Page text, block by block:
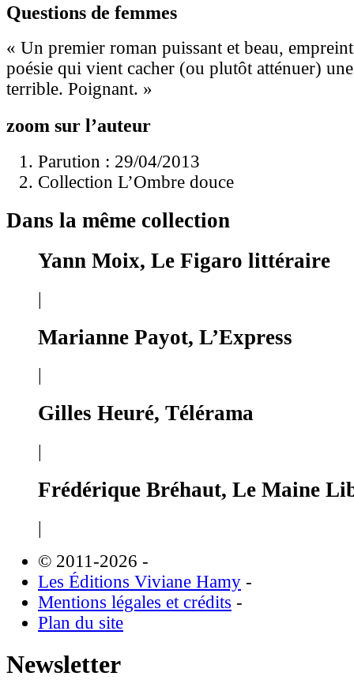
Questions de femmes
« Un premier roman puissant et beau,
poésie qui vient cacher (ou plutôt atténuer)
terrible. Poignant. »
zoom sur l’auteur
Parution : 29/04/2013
Collection L’Ombre douce
Dans la même collection
Yann Moix, Le Figaro littéraire
|
Marianne Payot, L’Express
Gilles Heuré, Télérama
|
Frédérique Bréhaut, Le Maine
|
© 2011-2026 -
Les Éditions Viviane Hamy -
Mentions légales et crédits -
Plan du site
Newsletter